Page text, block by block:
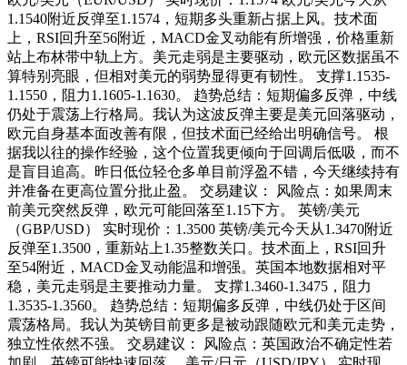
1.1540附近反弹至1.1574，短期多头重新占据上风。技术面
上，RSI回升至56附近，MACD金叉动能有所增强，价格重新
站上布林带中轨上方。美元走弱是主要驱动，欧元区数据虽不
算特别亮眼，但相对美元的弱势显得更有韧性。 支撑1.1535-
1.1550，阻力1.1605-1.1630。 趋势总结：短期偏多反弹，中线
仍处于震荡上行格局。我认为这波反弹主要是美元回落驱动，
欧元自身基本面改善有限，但技术面已经给出明确信号。 根
据我以往的操作经验，这个位置我更倾向于回调后低吸，而不
是盲目追高。昨日低位轻仓多单目前浮盈不错，今天继续持有
并准备在更高位置分批止盈。 交易建议： 风险点：如果周末
前美元突然反弹，欧元可能回落至1.15下方。 英镑/美元
（GBP/USD） 实时现价：1.3500 英镑/美元今天从1.3470附近
反弹至1.3500，重新站上1.35整数关口。技术面上，RSI回升
至54附近，MACD金叉动能温和增强。英国本地数据相对平
稳，美元走弱是主要推动力量。 支撑1.3460-1.3475，阻力
1.3535-1.3560。 趋势总结：短期偏多反弹，中线仍处于区间
震荡格局。我认为英镑目前更多是被动跟随欧元和美元走势，
独立性依然不强。 交易建议： 风险点：英国政治不确定性若